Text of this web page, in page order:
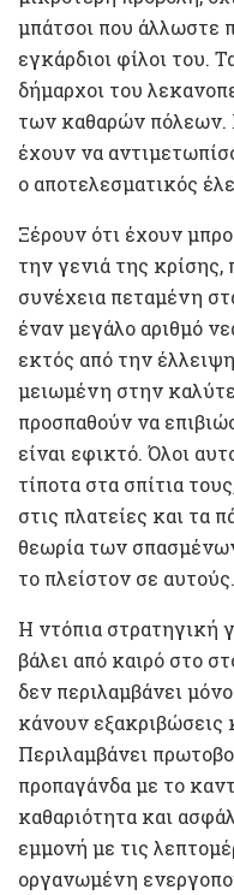
μπάτσοι που άλλωστε
εγκάρδιοι φίλοι του.
δήμαρχοι του
των καθαρών πόλεων.
έχουν να
ο αποτελεσματικός
Ξέρουν ότι έχουν
την γενιά της κρίσης,
συνέχεια πεταμένη
έναν μεγάλο αριθμό
εκτός από την
μειωμένη στην
προσπαθούν να
είναι εφικτό. Όλοι
τίποτα στα σπίτια
στις πλατείες και τα
θεωρία των
το πλείστον σε αυτούς.
Η ντόπια στρατηγική
βάλει από καιρό στο
δεν περιλαμβάνει
κάνουν εξακριβώσεις
Περιλαμβάνει
προπαγάνδα με το
καθαριότητα και
εμμονή με τις
οργανωμένη